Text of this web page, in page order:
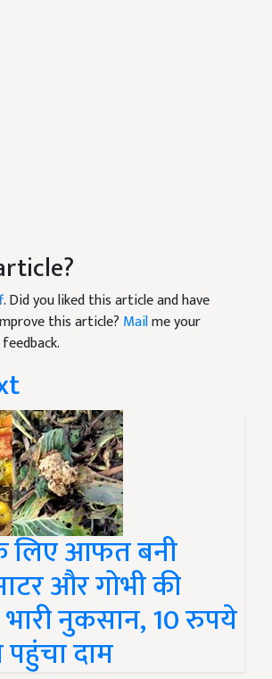
. Did you liked this article and have
this article? Mailme your
लिए आफत बनी
और गोभी की
नुकसान, 10 रुपये
पहुंचा दाम